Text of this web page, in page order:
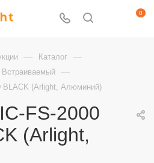
0
— Каталог —
Встраиваемый —
BLACK (Arlight, Алюминий)
FS-2000
(Arlight,